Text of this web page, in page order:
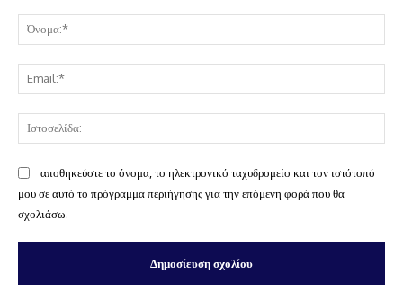
αποθηκεύστε το όνομα, το ηλεκτρονικό ταχυδρομείο και τον ιστότοπό
μου σε αυτό το πρόγραμμα περιήγησης για την επόμενη φορά που θα
σχολιάσω.